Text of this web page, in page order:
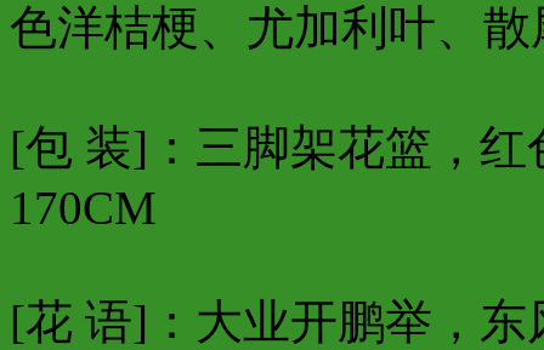
色洋桔梗、尤加利叶、
[包 装]：三脚架花篮，
170CM
[花 语]：大业开鹏举，